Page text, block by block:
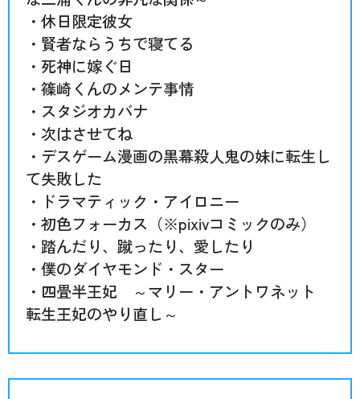
・休日限定彼女
・賢者ならうちで寝てる
・死神に嫁ぐ日
・篠崎くんのメンテ事情
・スタジオカバナ
・次はさせてね
・デスゲーム漫画の黒幕殺人鬼の妹に転生し
て失敗した
・ドラマティック・アイロニー
・初色フォーカス（※pixivコミックのみ）
・踏んだり、蹴ったり、愛したり
・僕のダイヤモンド・スター
・四畳半王妃 ～マリー・アントワネット
転生王妃のやり直し～